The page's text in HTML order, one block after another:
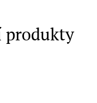
produkty